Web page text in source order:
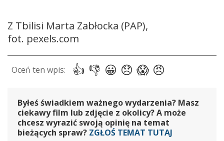
Z Tbilisi Marta Zabłocka (PAP),
fot. pexels.com
Byłeś świadkiem ważnego wydarzenia? Masz
ciekawy film lub zdjęcie z okolicy? A może
chcesz wyrazić swoją opinię na temat
bieżących spraw? ZGŁOŚ TEMAT TUTAJ